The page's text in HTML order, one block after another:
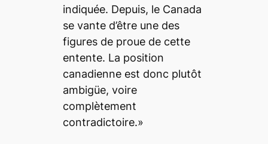
indiquée. Depuis, le Canada
se vante d’être une des
figures de proue de cette
entente. La position
canadienne est donc plutôt
ambigüe, voire
complètement
contradictoire.»